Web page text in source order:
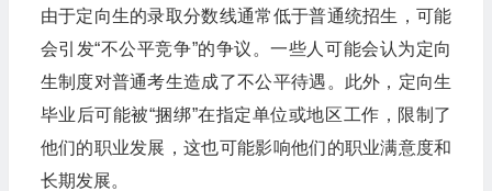
由于定向生的录取分数线通常低于普通统招生，可能
会引发“不公平竞争”的争议。一些人可能会认为定向
生制度对普通考生造成了不公平待遇。此外，定向生
毕业后可能被“捆绑”在指定单位或地区工作，限制了
他们的职业发展，这也可能影响他们的职业满意度和
长期发展。